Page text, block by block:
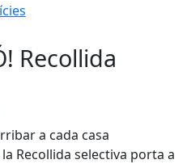
Recollida
a cada casa
Recollida selectiva porta a